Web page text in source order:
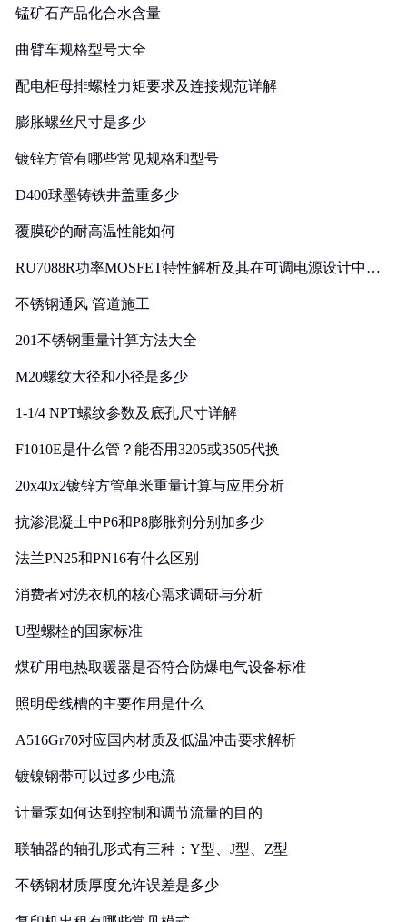
锰矿石产品化合水含量
曲臂车规格型号大全
配电柜母排螺栓力矩要求及连接规范详解
膨胀螺丝尺寸是多少
镀锌方管有哪些常见规格和型号
D400球墨铸铁井盖重多少
覆膜砂的耐高温性能如何
RU7088R功率MOSFET特性解析及其在可调电源设计中的
不锈钢通风 管道施工
201不锈钢重量计算方法大全
M20螺纹大径和小径是多少
1-1/4 NPT螺纹参数及底孔尺寸详解
F1010E是什么管？能否用3205或3505代换
20x40x2镀锌方管单米重量计算与应用分析
抗渗混凝土中P6和P8膨胀剂分别加多少
法兰PN25和PN16有什么区别
消费者对洗衣机的核心需求调研与分析
U型螺栓的国家标准
煤矿用电热取暖器是否符合防爆电气设备标准
照明母线槽的主要作用是什么
A516Gr70对应国内材质及低温冲击要求解析
镀镍钢带可以过多少电流
计量泵如何达到控制和调节流量的目的
联轴器的轴孔形式有三种：Y型、J型、Z型
不锈钢材质厚度允许误差是多少